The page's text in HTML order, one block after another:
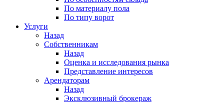
По материалу пола
По типу ворот
Услуги
Назад
Собственникам
Назад
Оценка и исследования рынка
Представление интересов
Арендаторам
Назад
Эксклюзивный брокераж